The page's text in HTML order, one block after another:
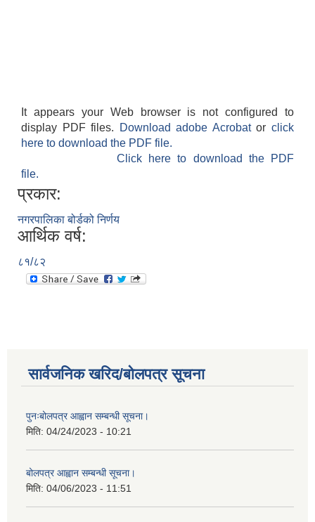
It appears your Web browser is not configured to
display PDF files.
Download adobe Acrobatorclick
here to download the PDF file.
Click here to download the PDF
file.
प्रकार:
नगरपालिका बोर्डको निर्णय
आर्थिक वर्ष:
८१/८२
सार्वजनिक खरिद/बोलपत्र सूचना
पुनःबोलपत्र आह्वान सम्बन्धी सूचना।
मिति: 04/24/2023 - 10:21
बोलपत्र आह्वान सम्बन्धी सूचना।
मिति: 04/06/2023 - 11:51